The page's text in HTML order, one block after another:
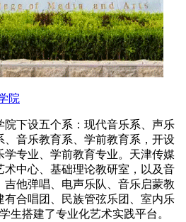
院
院下设五个系：现代音乐系、声乐
、音乐教育系、学前教育系，开设
学专业、学前教育专业。天津传媒
术中心、基础理论教研室，以及音
吉他弹唱、电声乐队、音乐启蒙教
有合唱团、民族管弦乐团、室内乐
生搭建了专业化艺术实践平台。